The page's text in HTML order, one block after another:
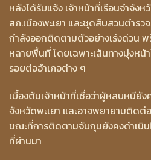
หลังได้รับแจ้ง เจ้าหน้าที่เรือนจำจังห
สภ.เมืองพะเยา และชุดสืบสวนตำรว
กำลังออกติดตามตัวอย่างเร่งด่วน
หลายพื้นที่ โดยเฉพาะเส้นทางมุ่งหน้
รอยต่ออำเภอต่าง ๆ
เบื้องต้นเจ้าหน้าที่เชื่อว่าผู้หลบหนียัง
จังหวัดพะเยา และอาจพยายามติด
ขณะที่การติดตามจับกุมยังคงดำเนิ
ที่ผ่านมา